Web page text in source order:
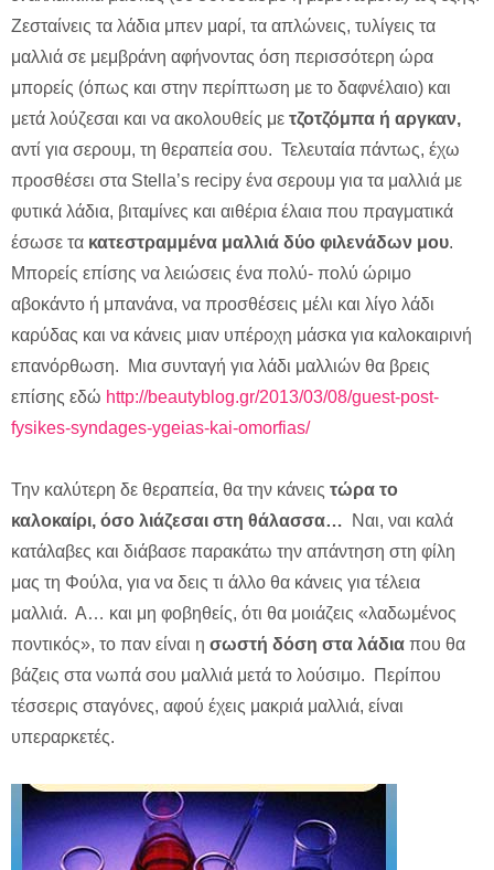
Ζεσταίνεις τα λάδια μπεν μαρί, τα απλώνεις, τυλίγεις τα
μαλλιά σε μεμβράνη αφήνοντας όση περισσότερη ώρα
μπορείς (όπως και στην περίπτωση με το δαφνέλαιο) και
μετά λούζεσαι και να ακολουθείς με τζοτζόμπα ή αργκαν,
αντί για σερουμ, τη θεραπεία σου. Τελευταία πάντως, έχω
προσθέσει στα Stella’s recipy ένα σερουμ για τα μαλλιά με
φυτικά λάδια, βιταμίνες και αιθέρια έλαια που πραγματικά
έσωσε τα κατεστραμμένα μαλλιά δύο φιλενάδων μου.
Μπορείς επίσης να λειώσεις ένα πολύ- πολύ ώριμο
αβοκάντο ή μπανάνα, να προσθέσεις μέλι και λίγο λάδι
καρύδας και να κάνεις μιαν υπέροχη μάσκα για καλοκαιρινή
επανόρθωση. Μια συνταγή για λάδι μαλλιών θα βρεις
επίσης εδώ http://beautyblog.gr/2013/03/08/guest-post-
fysikes-syndages-ygeias-kai-omorfias/
Την καλύτερη δε θεραπεία, θα την κάνεις τώρα το
καλοκαίρι, όσο λιάζεσαι στη θάλασσα… Ναι, ναι καλά
κατάλαβες και διάβασε παρακάτω την απάντηση στη φίλη
μας τη Φούλα, για να δεις τι άλλο θα κάνεις για τέλεια
μαλλιά. Α… και μη φοβηθείς, ότι θα μοιάζεις «λαδωμένος
ποντικός», το παν είναι η σωστή δόση στα λάδια που θα
βάζεις στα νωπά σου μαλλιά μετά το λούσιμο. Περίπου
τέσσερις σταγόνες, αφού έχεις μακριά μαλλιά, είναι
υπεραρκετές.